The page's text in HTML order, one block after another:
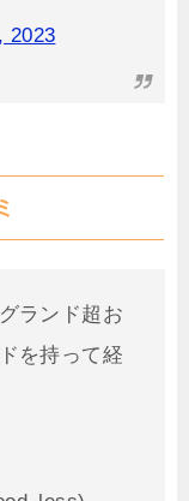
2023
ランド超お
を持って経